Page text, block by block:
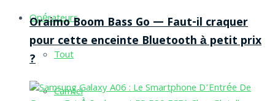
Opérateurs
Tout
Camtel
Oraimo Boom Bass Go — Faut-il craquer
pour cette enceinte Bluetooth à petit prix
?